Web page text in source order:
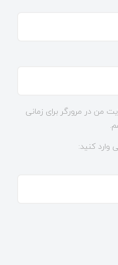
من در مرورگر برای زمانی
وارد کنید: